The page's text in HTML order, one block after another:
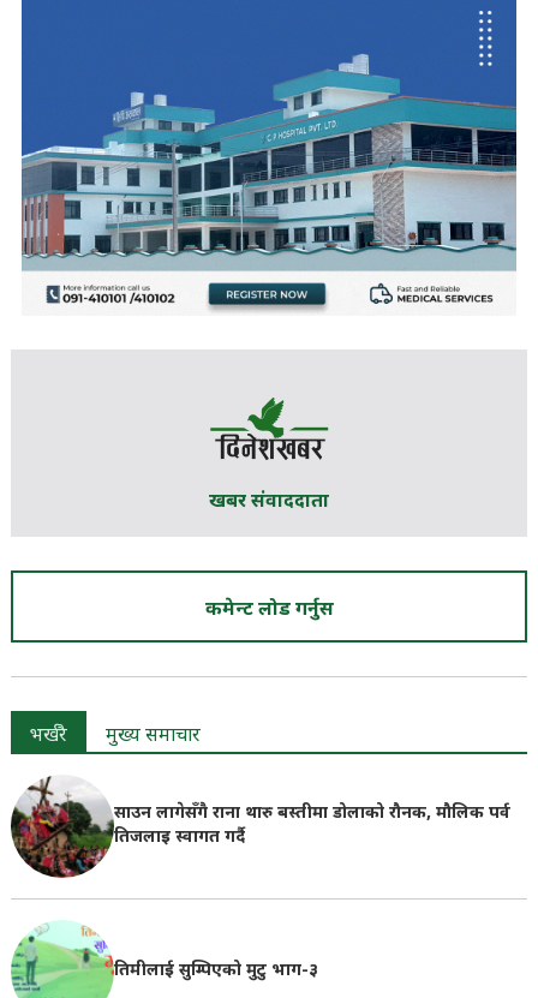
खबर संवाददाता
कमेन्ट लोड गर्नुस
भर्खरै मुख्य समाचार
साउन लागेसँगै राना थारु बस्तीमा डोलाको रौनक, मौलिक पर्व
तिजलाइ स्वागत गर्दै
तिमीलाई सुम्पिएको मुटु भाग-३